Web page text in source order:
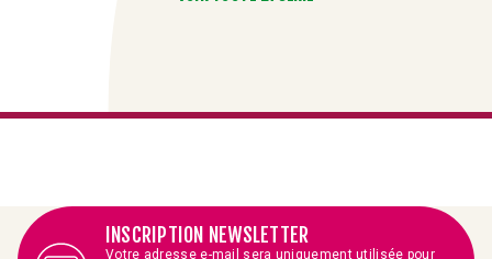
INSCRIPTION NEWSLETTER
Votre adresse e-mail sera uniquement utilisée pour